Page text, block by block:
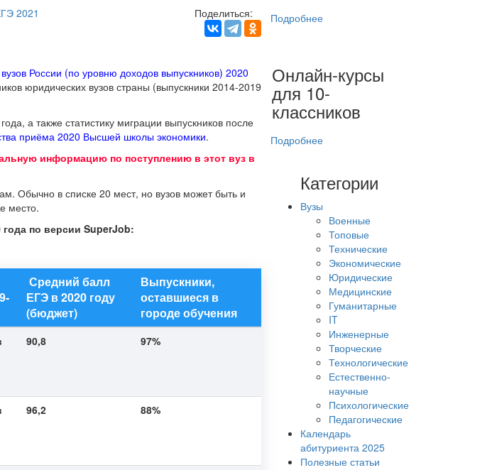
2021 Поделиться:
России (по уровню доходов выпускников) 2020
юридических вузов страны (выпускники 2014-2019
а также статистику миграции выпускников после
приёма 2020 Высшей школы экономики.
информацию по поступлению в этот вуз в
Обычно в списке 20 мест, но вузов может быть и
место.
по версии SuperJob:
Средний балл
ЕГЭ в 2020 году
(бюджет)
Выпускники,
оставшиеся в
городе обучения
90,8 97%
96,2 88%
Подробнее
Онлайн-курсы
для 10-
классников
Подробнее
Категории
Вузы
Военные
Топовые
Технические
Экономические
Юридические
Медицинские
Гуманитарные
IT
Инженерные
Творческие
Технологические
Естественно-
научные
Психологические
Педагогические
Календарь
абитуриента 2025
Полезные статьи